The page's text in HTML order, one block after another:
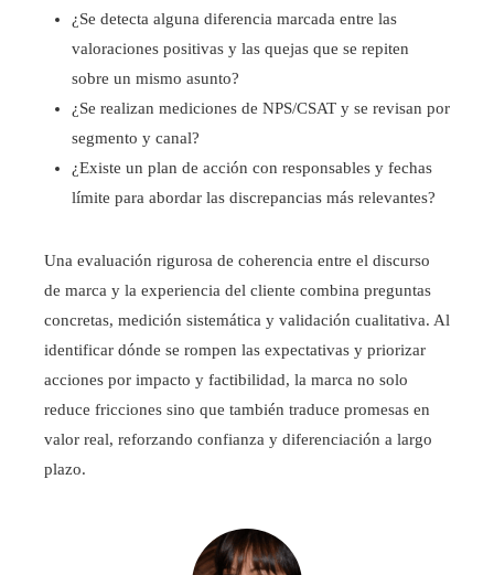
¿Se detecta alguna diferencia marcada entre las
valoraciones positivas y las quejas que se repiten
sobre un mismo asunto?
¿Se realizan mediciones de NPS/CSAT y se revisan por
segmento y canal?
¿Existe un plan de acción con responsables y fechas
límite para abordar las discrepancias más relevantes?
Una evaluación rigurosa de coherencia entre el discurso
de marca y la experiencia del cliente combina preguntas
concretas, medición sistemática y validación cualitativa. Al
identificar dónde se rompen las expectativas y priorizar
acciones por impacto y factibilidad, la marca no solo
reduce fricciones sino que también traduce promesas en
valor real, reforzando confianza y diferenciación a largo
plazo.